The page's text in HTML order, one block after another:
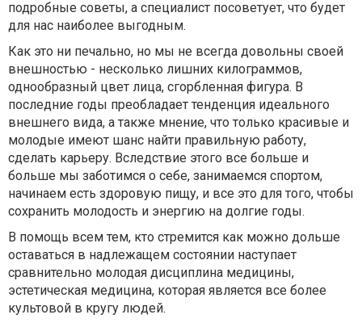
подробные советы, а специалист посоветует, что будет
для нас наиболее выгодным.
Как это ни печально, но мы не всегда довольны своей
внешностью - несколько лишних килограммов,
однообразный цвет лица, сгорбленная фигура. В
последние годы преобладает тенденция идеального
внешнего вида, а также мнение, что только красивые и
молодые имеют шанс найти правильную работу,
сделать карьеру. Вследствие этого все больше и
больше мы заботимся о себе, занимаемся спортом,
начинаем есть здоровую пищу, и все это для того, чтобы
сохранить молодость и энергию на долгие годы.
В помощь всем тем, кто стремится как можно дольше
оставаться в надлежащем состоянии наступает
сравнительно молодая дисциплина медицины,
эстетическая медицина, которая является все более
культовой в кругу людей.